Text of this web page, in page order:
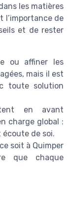
les matières
l’importance de
et de rester
ou affiner les
mais il est
toute solution
en avant
charge global :
de soi.
soit à Quimper
que chaque